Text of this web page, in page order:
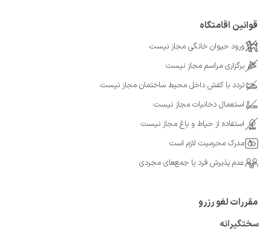
قوانین اقامتگاه
ورود حیوان خانگی مجاز نیست
برگزاری مراسم مجاز نیست
تردد با کفش داخل محیط ساختمان مجاز نیست
استعمال دخانیات مجاز نیست
استفاده از حیاط و باغ مجاز نیست
مدرک محرمیت لازم است
عدم پذیرش فرد یا جمع‌های مجردی
مقررات لغو رزرو
سختگیرانه